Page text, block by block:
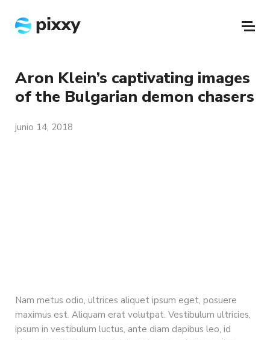
Aron Klein’s captivating images
of the Bulgarian demon chasers
junio 14, 2018
Nam metus odio, ultrices aliquet ipsum eget, posuere
maximus est. Aliquam erat volutpat. Vestibulum ultricies,
ipsum in vestibulum luctus, ante diam dapibus leo, id